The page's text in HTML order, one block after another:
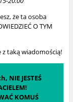
że ta osoba
O TYM
z taką wiadomością!
NIE JESTEŚ
KOMUŚ